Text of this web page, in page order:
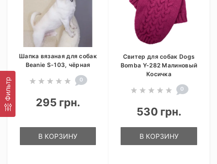
Фильтр
Шапка вязаная для собак
Beanie S-103, чёрная
0
295 грн.
В КОРЗИНУ
Свитер для собак Dogs
Bomba Y-282 Малиновый
Косичка
0
530 грн.
В КОРЗИНУ